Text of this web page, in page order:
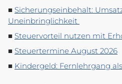
Sicherungseinbehalt:
Uneinbringlichkeit
Steuervorteil nutzen mit
Steuertermine August 2026
Kindergeld: Fernlehrgang